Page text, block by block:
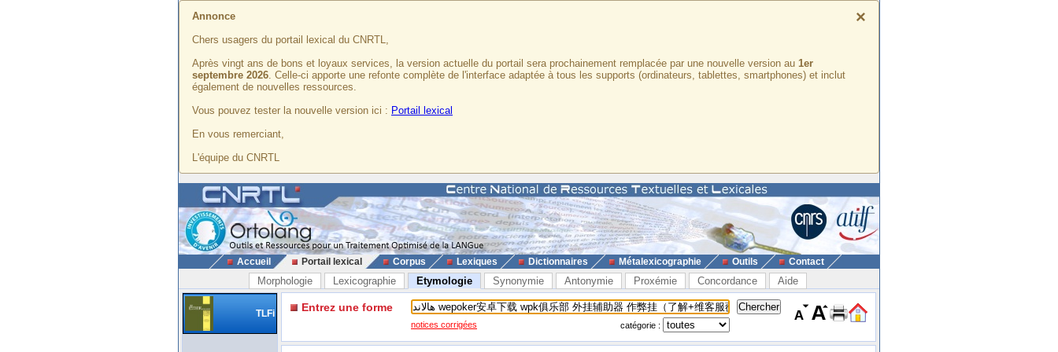
×
Annonce
Chers usagers du portail lexical du CNRTL,
Après vingt ans de bons et loyaux services, la version actuelle du portail sera prochainement remplacée par une nouvelle version au 1er
septembre 2026. Celle-ci apporte une refonte complète de l'interface adaptée à tous les supports (ordinateurs, tablettes, smartphones) et inclut
également de nouvelles ressources.
Vous pouvez tester la nouvelle version ici : Portail lexical
En vous remerciant,
L'équipe du CNRTL
Accueil Portail lexical Corpus Lexiques Dictionnaires Métalexicographie Outils Contact
Morphologie Lexicographie Etymologie Synonymie Antonymie Proxémie Concordance Aide
TLFi Entrez une forme
notices corrigées catégorie :